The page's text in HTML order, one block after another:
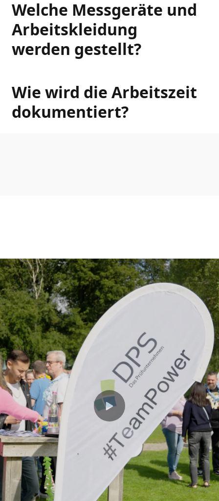
Welche Messgeräte und
Arbeitskleidung
werden gestellt?
Wie wird die Arbeitszeit
dokumentiert?